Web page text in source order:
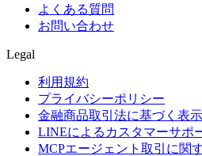
よくある質問
お問い合わせ
Legal
利用規約
プライバシーポリシー
金融商品取引法に基づく表示
LINEによるカスタマーサポ
MCPエージェント取引に関